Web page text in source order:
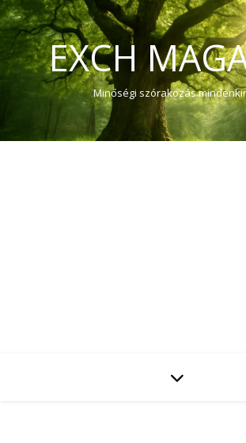
EXCH
Minőségi szórakozás